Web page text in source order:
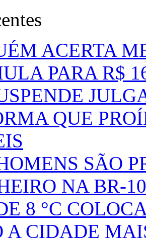
ACERTA
PARA R$
QUE
SÃO
NA BR-
8 °C
A CIDADE